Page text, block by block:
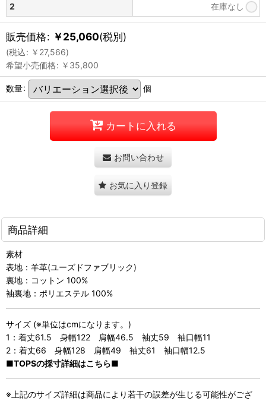
2
在庫なし
販売価格: ￥25,060(税別)
(税込: ￥ 27,566)
希望小売価格: ￥ 35,800
数量: 個
カートに入れる
お問い合わせ
お気に入り登録
商品詳細
素材
表地：羊革(ユーズドファブリック)
裏地：コットン 100%
袖裏地：ポリエステル 100%
サイズ (※単位はcmになります。)
1：着丈61.5 身幅122 肩幅46.5 袖丈59 袖口幅11
2：着丈66 身幅128 肩幅49 袖丈61 袖口幅12.5
■TOPSの採寸詳細はこちら■
※上記のサイズ詳細は商品により若干の誤差が生じる可能性がござ